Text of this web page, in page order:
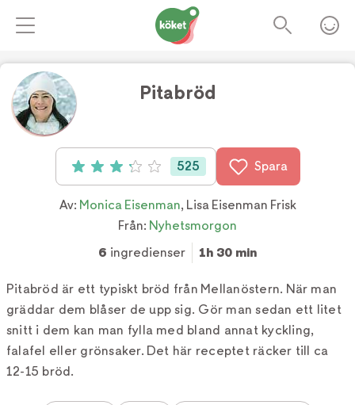
Pitabröd
Betyg: 3.2 av 5 (525 röster)
525 Spara
Av: Monica Eisenman, Lisa Eisenman Frisk
Från: Nyhetsmorgon
6 ingredienser 1h 30 min
Pitabröd är ett typiskt bröd från Mellanöstern. När man
gräddar dem blåser de upp sig. Gör man sedan ett litet
snitt i dem kan man fylla med bland annat kyckling,
falafel eller grönsaker. Det här receptet räcker till ca
12-15 bröd.